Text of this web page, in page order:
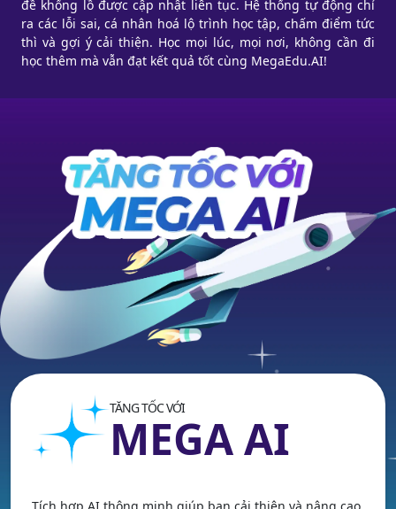
đề khổng lồ được cập nhật liên tục. Hệ thống tự động chỉ
ra các lỗi sai, cá nhân hoá lộ trình học tập, chấm điểm tức
thì và gợi ý cải thiện. Học mọi lúc, mọi nơi, không cần đi
học thêm mà vẫn đạt kết quả tốt cùng MegaEdu.AI!
TĂNG TỐC VỚI
MEGA AI
Tích hợp AI thông minh giúp bạn cải thiện và nâng cao